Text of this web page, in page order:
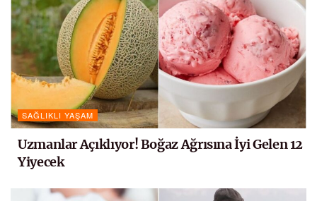
SAĞLIKLI YAŞAM
Uzmanlar Açıklıyor! Boğaz Ağrısına İyi Gelen 12
Yiyecek